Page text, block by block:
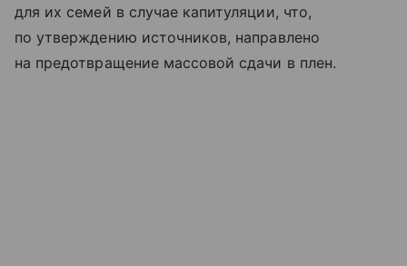
для их семей в случае капитуляции, что,
по утверждению источников, направлено
на предотвращение массовой сдачи в плен.